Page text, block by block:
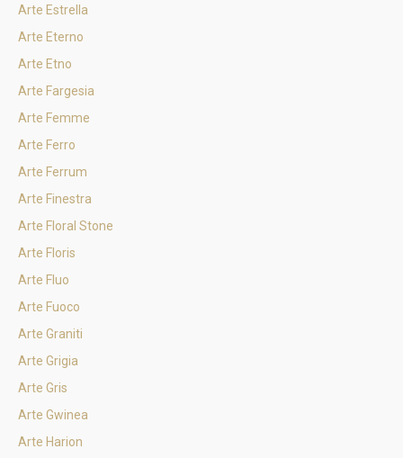
Arte Estrella
Arte Eterno
Arte Etno
Arte Fargesia
Arte Femme
Arte Ferro
Arte Ferrum
Arte Finestra
Arte Floral Stone
Arte Floris
Arte Fluo
Arte Fuoco
Arte Graniti
Arte Grigia
Arte Gris
Arte Gwinea
Arte Harion